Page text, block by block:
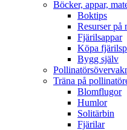
Böcker, appar,
Boktips
Resurser på
Fjärilsappar
Köpa
Bygg själv
Träna på
Blomflugor
Humlor
Solitärbin
Fjärilar